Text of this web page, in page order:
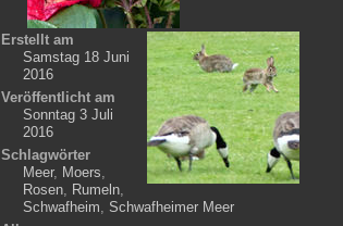
Erstellt am
Samstag 18 Juni
2016
Veröffentlicht am
Sonntag 3 Juli
2016
Schlagwörter
Meer, Moers,
Rosen, Rumeln,
Schwafheim, Schwafheimer Meer